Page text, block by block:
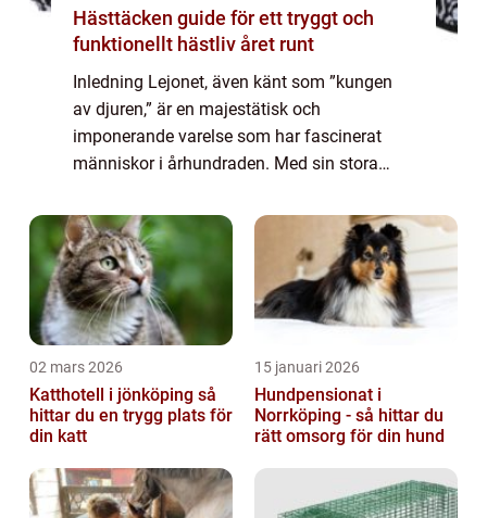
Hästtäcken guide för ett tryggt och
funktionellt hästliv året runt
Inledning Lejonet, även känt som ”kungen
av djuren,” är en majestätisk och
imponerande varelse som har fascinerat
människor i århundraden. Med sin stora
utstrålning är lejonet en symbol för styrka
och e...
02 mars 2026
Katthotell i jönköping så
hittar du en trygg plats för
din katt
15 januari 2026
Hundpensionat i
Norrköping - så hittar du
rätt omsorg för din hund